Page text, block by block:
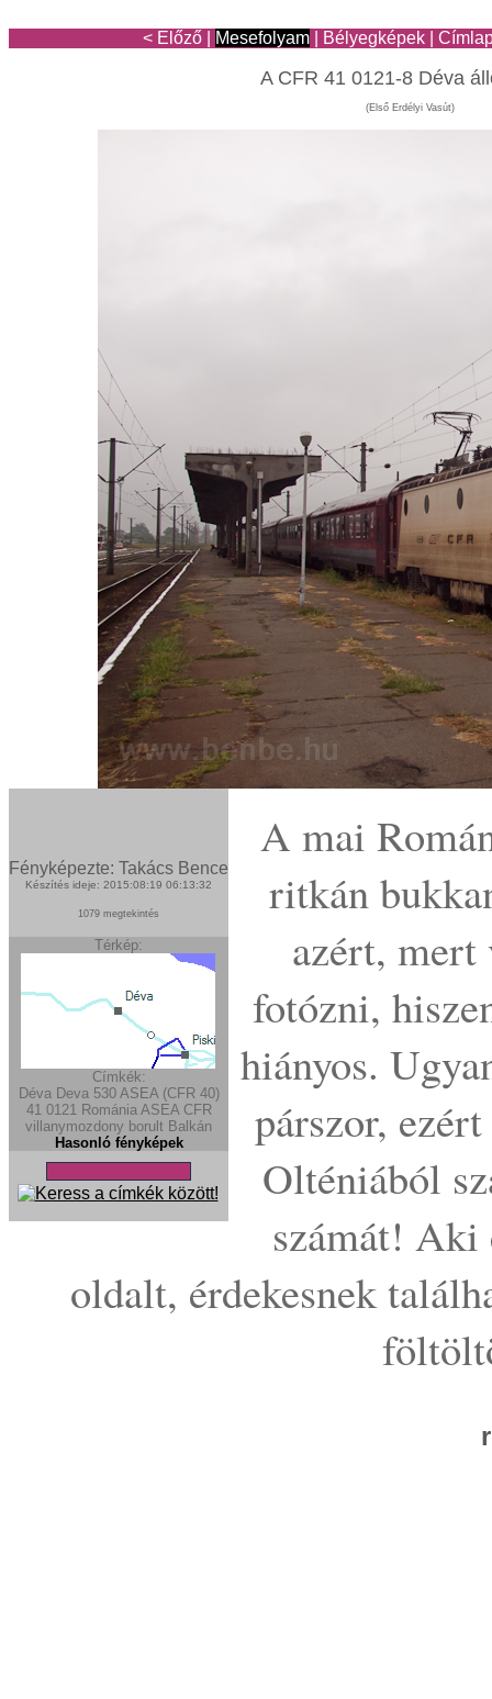
< Előző Mesefolyam Bélyegképek
A CFR 41 0121-8 Déva
(Első Erdélyi Vasút)
Fényképezte: Takács Bence
Készítés ideje: 2015:08:19 06:13:32
1079 megtekintés
Térkép:
Címkék:
Déva Deva 530 ASEA (CFR 40)
41 0121 Románia ASEA CFR
villanymozdony borult Balkán
Hasonló fényképek
A mai
ritkán
azért, mert
fotózni,
hiányos.
párszor,
Olténiából
számát! Aki
oldalt, érdekesnek